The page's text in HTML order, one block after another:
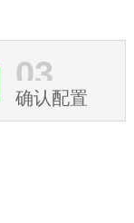
03
确认配置